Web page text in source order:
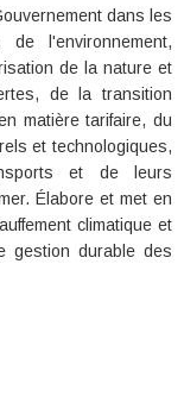
dans les
de l'environnement,
de la nature et
de la transition
matière tarifaire, du
et technologiques,
et de leurs
Élabore et met en
climatique et
gestion durable des